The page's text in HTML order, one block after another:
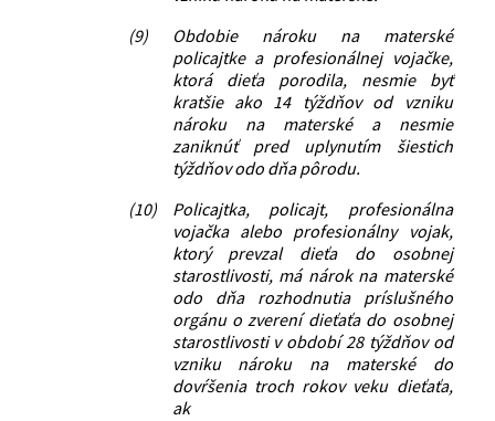
(9)
Obdobie nároku na materské
policajtke a profesionálnej vojačke,
ktorá dieťa porodila, nesmie byť
kratšie ako 14 týždňov od vzniku
nároku na materské a nesmie
zaniknúť pred uplynutím šiestich
týždňov odo dňa pôrodu.
(10)
Policajtka, policajt, profesionálna
vojačka alebo profesionálny vojak,
ktorý prevzal dieťa do osobnej
starostlivosti, má nárok na materské
odo dňa rozhodnutia príslušného
orgánu o zverení dieťaťa do osobnej
starostlivosti v období 28 týždňov od
vzniku nároku na materské do
dovŕšenia troch rokov veku dieťaťa,
ak